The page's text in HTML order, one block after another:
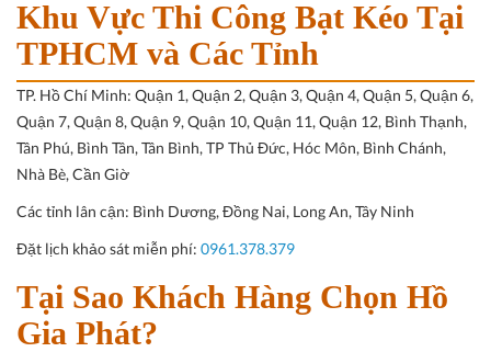
Khu Vực Thi Công Bạt Kéo Tại
TPHCM và Các Tỉnh
TP. Hồ Chí Minh: Quận 1, Quận 2, Quận 3, Quận 4, Quận 5, Quận 6,
Quận 7, Quận 8, Quận 9, Quận 10, Quận 11, Quận 12, Bình Thạnh,
Tân Phú, Bình Tân, Tân Bình, TP Thủ Đức, Hóc Môn, Bình Chánh,
Nhà Bè, Cần Giờ
Các tỉnh lân cận: Bình Dương, Đồng Nai, Long An, Tây Ninh
Đặt lịch khảo sát miễn phí: 0961.378.379
Tại Sao Khách Hàng Chọn Hồ
Gia Phát?